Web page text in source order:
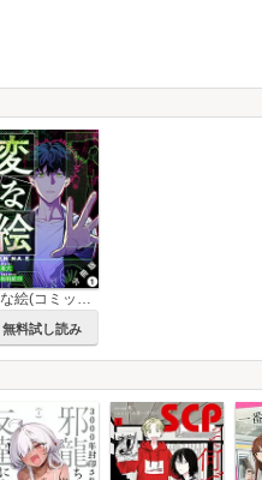
変な絵(コミック) 分冊版
無料試し読み